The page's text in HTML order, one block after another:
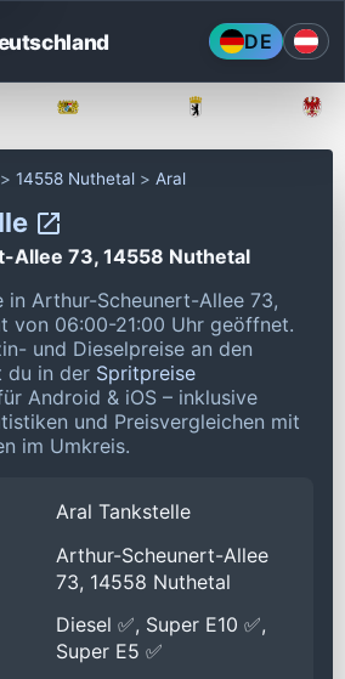
DE
14558 Nuthetal Aral
Allee 73, 14558 Nuthetal
in Arthur-Scheunert-Allee 73,
von 06:00-21:00 Uhr geöffnet.
und Dieselpreise an den
du in der Spritpreise
Android & iOS – inklusive
und Preisvergleichen mit
im Umkreis.
Aral Tankstelle
Arthur-Scheunert-Allee
73, 14558 Nuthetal
Diesel ✅, Super E10 ✅,
Super E5 ✅